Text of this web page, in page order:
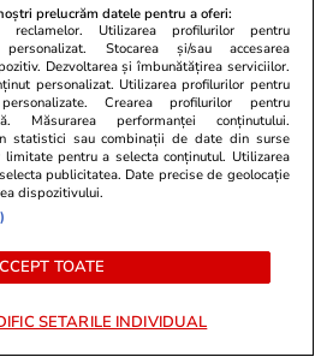
rest sau
de
07 aug.
în
prelucrăm datele pentru a oferi:
reclamelor. Utilizarea profilurilor pentru
Stocarea și/sau accesarea
Dezvoltarea și îmbunătățirea serviciilor.
personalizat. Utilizarea profilurilor pentru
Crearea profilurilor pentru
Măsurarea performanței conținutului.
statistici sau combinații de date din surse
pentru a selecta conținutul. Utilizarea
publicitatea. Date precise de geolocație
dispozitivului.
TOATE
SETARILE INDIVIDUAL